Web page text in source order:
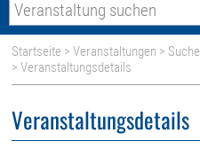
Startseite >Veranstaltungen > Suche
> Veranstaltungsdetails
Veranstaltungsdetails